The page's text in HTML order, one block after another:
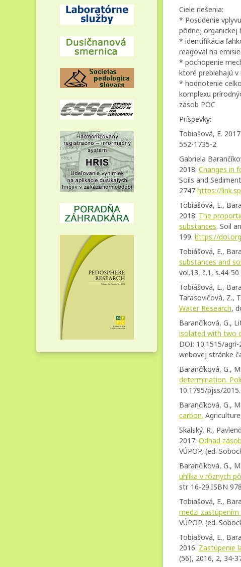
Ciele riešenia:
* Posúdenie
pôdnej organickej
* identifikácia
reagoval na
* pochopenie
ktoré prebiehajú v
* hodnotenie
komplexu
zásob POC
Príspevky:
Tobiašová, E.
552-1735-2.
Gabriela
2018: Changes in
Soils and
2747 https://
Tobiášová, E.,
2018: The
substances. Soil
199. https://
Tobiášová, E.,
substances and
vol.13, č.1, s.44-
Tobiášová, E.,
Tarasovičová, Z.,
Water Research,
Barančíková, G.,
isolated with two
DOI: 10.1515/
webovej stránke
Barančíková, G.,
determination.
10.1795/pjss/
Barančíková, G.,
carbon.
Skalský, R.,
2017: Odhad
VÚPOP, (ed.
Barančíková, G.,
uhlíka v rôznych
str. 16-29.ISBN
Tobiašová, E.,
medzi
VÚPOP, (ed.
Tobiašová, E.,
2016. Zastúpenie
(56), 2016, 2, 34-